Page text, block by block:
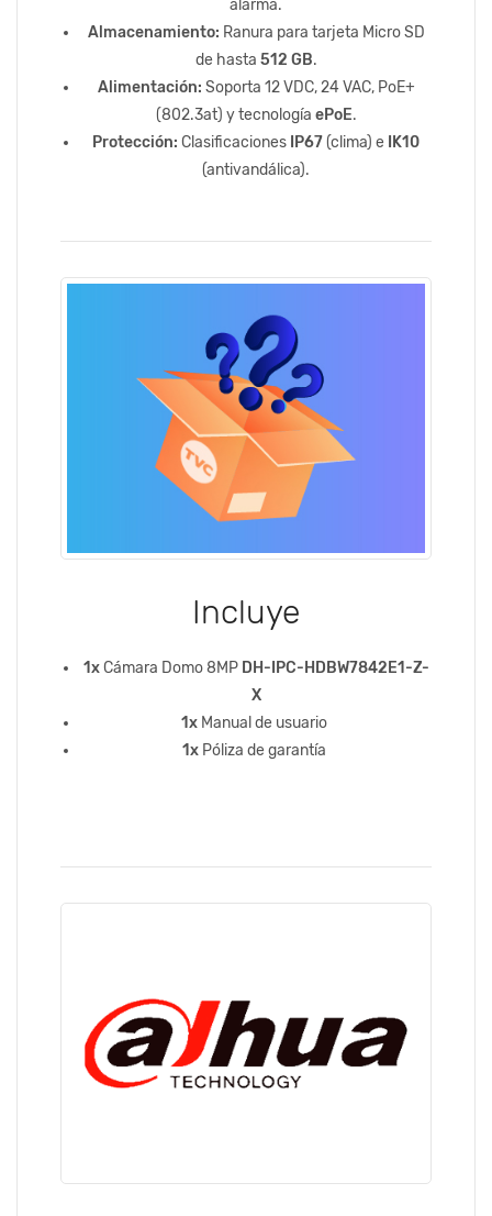
alarma.
Almacenamiento: Ranura para tarjeta Micro SD
de hasta 512 GB.
Alimentación: Soporta 12 VDC, 24 VAC, PoE+
(802.3at) y tecnología ePoE.
Protección: Clasificaciones IP67(clima) e IK10
(antivandálica).
Incluye
1xCámara Domo 8MP DH-IPC-HDBW7842E1-Z-
X
1x Manual de usuario
1x Póliza de garantía